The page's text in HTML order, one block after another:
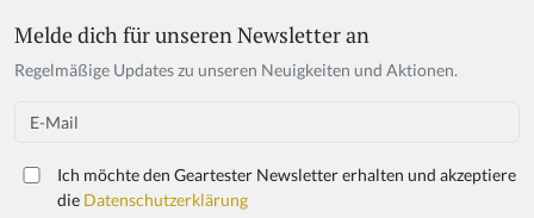
Melde dich für unseren Newsletter an
Regelmäßige Updates zu unseren Neuigkeiten und Aktionen.
Email
Ich möchte den Geartester Newsletter erhalten und akzeptiere
die Datenschutzerklärung